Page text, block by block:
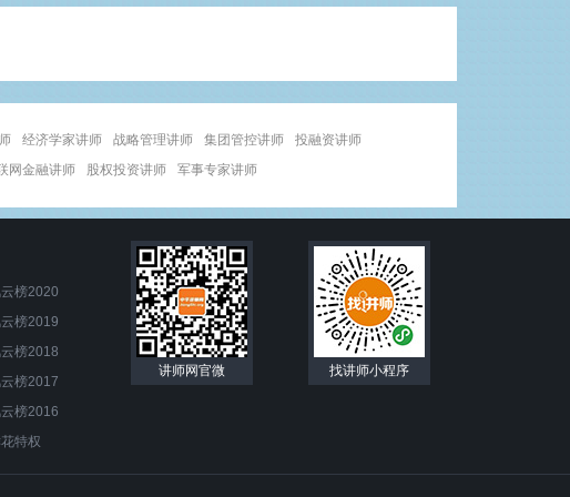
经济学家讲师 战略管理讲师 集团管控讲师
投融资讲师
网金融讲师 股权投资讲师 军事专家讲师
榜2020
榜2019
榜2018
榜2017
榜2016
特权
讲师网官微 找讲师小程序